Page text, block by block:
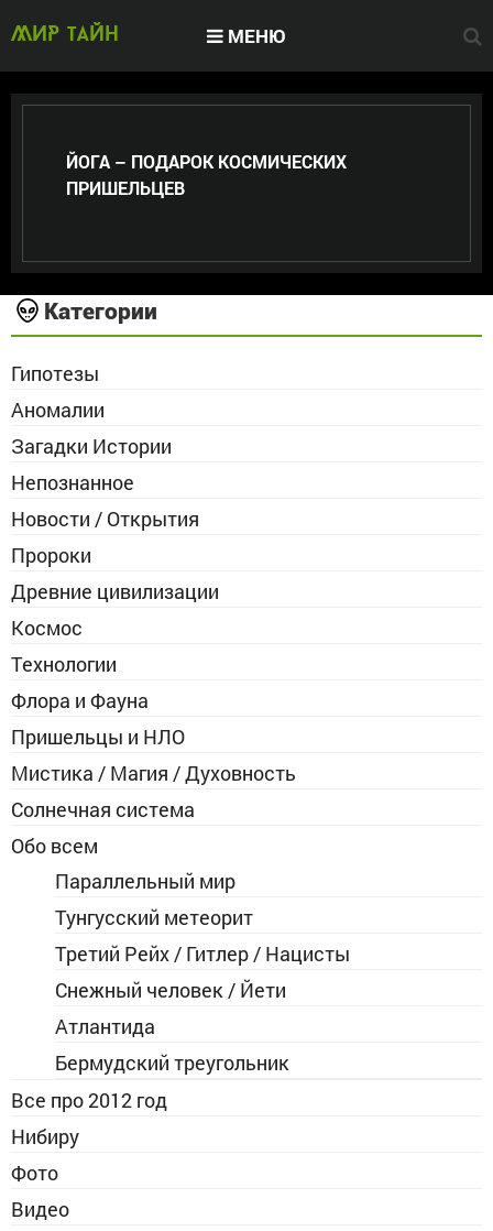
МИР тайн МЕНЮ
ЙОГА – ПОДАРОК КОСМИЧЕСКИХ
ПРИШЕЛЬЦЕВ
Категории
Гипотезы
Аномалии
Загадки Истории
Непознанное
Новости / Открытия
Пророки
Древние цивилизации
Космос
Технологии
Флора и Фауна
Пришельцы и НЛО
Мистика / Магия / Духовность
Солнечная система
Обо всем
Параллельный мир
Тунгусский метеорит
Третий Рейх / Гитлер / Нацисты
Снежный человек / Йети
Атлантида
Бермудский треугольник
Все про 2012 год
Нибиру
Фото
Видео